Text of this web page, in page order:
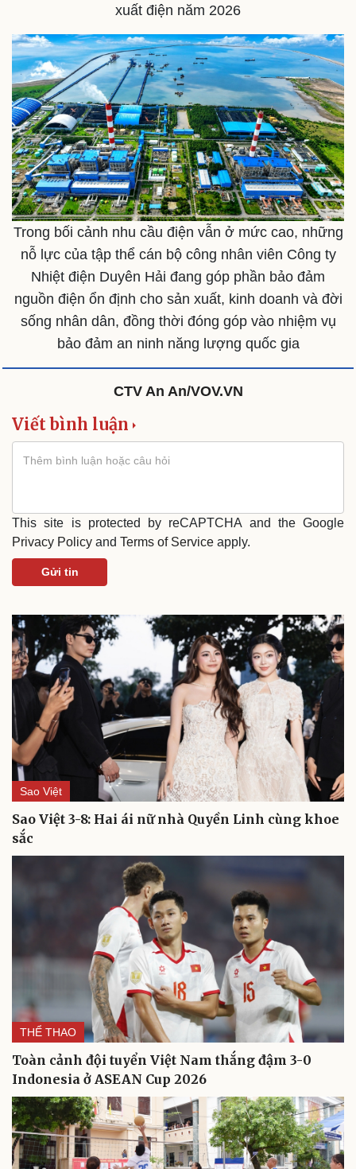
Sức khỏe
Cây thuốc
Nam khoa
Làm đẹp - giảm cân
Phòng mạch online
Đời sống
Nhà đẹp
Blog
Tình yêu - Gia đình
Sân khấu - Điện ảnh
Âm nhạc
Giải trí
Nghệ sĩ
Thời trang
Sao Việt
xuất điện năm 2026
Trong bối cảnh nhu cầu điện vẫn ở mức cao, những
nỗ lực của tập thể cán bộ công nhân viên Công ty
Nhiệt điện Duyên Hải đang góp phần bảo đảm
nguồn điện ổn định cho sản xuất, kinh doanh và đời
sống nhân dân, đồng thời đóng góp vào nhiệm vụ
bảo đảm an ninh năng lượng quốc gia
CTV An An/VOV.VN
Viết bình luận
This site is protected by reCAPTCHA and the Google
Privacy Policy and Terms of Service apply.
Gửi tin
Sao Việt
Sao Việt 3-8: Hai ái nữ nhà Quyền Linh cùng khoe
sắc
THỂ THAO
Toàn cảnh đội tuyển Việt Nam thắng đậm 3-0
Indonesia ở ASEAN Cup 2026